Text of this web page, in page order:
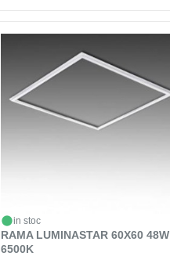
in stoc
RAMA LUMINASTAR 60X60 48W
6500K